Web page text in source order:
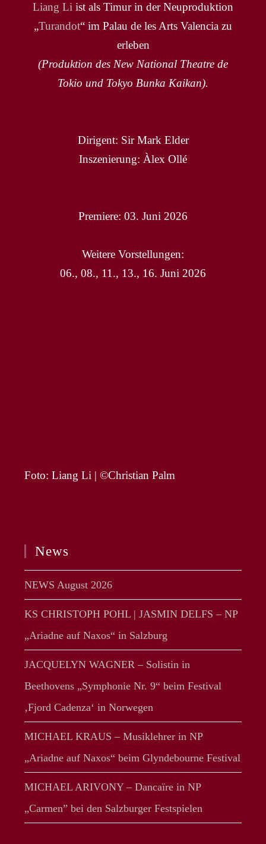
Liang Li ist als Timur in der Neuproduktion
„Turandot“ im Palau de les Arts Valencia zu
erleben
(Produktion des New National Theatre de
Tokio und Tokyo Bunka Kaikan).
Dirigent: Sir Mark Elder
Inszenierung: Àlex Ollé
Premiere: 03. Juni 2026
Weitere Vorstellungen:
06., 08., 11., 13., 16. Juni 2026
Foto: Liang Li | ©Christian Palm
News
NEWS August 2026
KS CHRISTOPH POHL | JASMIN DELFS – NP
„Ariadne auf Naxos“ in Salzburg
JACQUELYN WAGNER – Solistin in
Beethovens „Symphonie Nr. 9“ beim Festival
‚Fjord Cadenza‘ in Norwegen
MICHAEL KRAUS – Musiklehrer in NP
„Ariadne auf Naxos“ beim Glyndebourne Festival
MICHAEL ARIVONY – Dancaïre in NP
„Carmen” bei den Salzburger Festspielen